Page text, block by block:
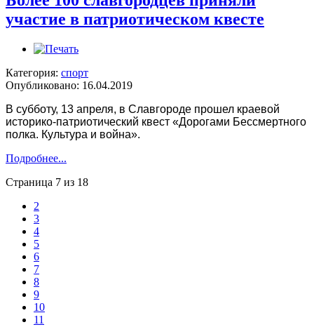
участие в патриотическом квесте
Категория: спорт
Опубликовано: 16.04.2019
В субботу, 13 апреля, в Славгороде прошел краевой
историко-патриотический квест «Дорогами Бессмертного
полка. Культура и война».
Подробнее...
Страница 7 из 18
2
3
4
5
6
7
8
9
10
11